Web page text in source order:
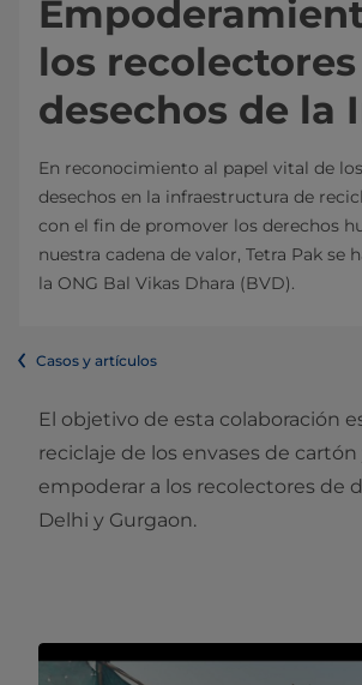
los
desechos de la
En reconocimiento al papel vital de
desechos en la infraestructura de
con el fin de promover los derechos
nuestra cadena de valor, Tetra Pak se
la ONG Bal Vikas Dhara (BVD).
Casos y artículos
El objetivo de esta colaboración
reciclaje de los envases de cartón
empoderar a los recolectores de
Delhi y Gurgaon.